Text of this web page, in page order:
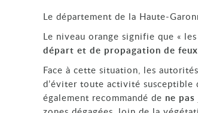
Le département de la Haute-
Le niveau orange signifie que «
départ et de propagation de feux
Face à cette situation, les
d’éviter toute activité susceptible
également recommandé de ne